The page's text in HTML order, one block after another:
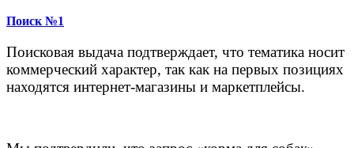
Поиск №1
Поисковая выдача подтверждает, что тематика носит
коммерческий характер, так как на первых позициях
находятся интернет-магазины и маркетплейсы.